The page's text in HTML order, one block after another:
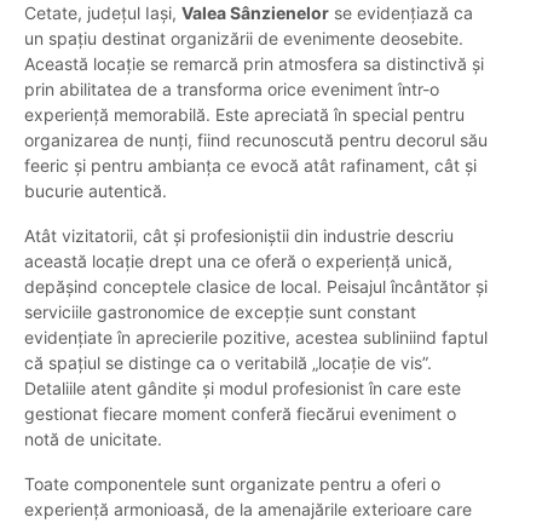
Cetate, județul Iași, Valea Sânzienelor se evidențiază ca
un spațiu destinat organizării de evenimente deosebite.
Această locație se remarcă prin atmosfera sa distinctivă și
prin abilitatea de a transforma orice eveniment într-o
experiență memorabilă. Este apreciată în special pentru
organizarea de nunți, fiind recunoscută pentru decorul său
feeric și pentru ambianța ce evocă atât rafinament, cât și
bucurie autentică.
Atât vizitatorii, cât și profesioniștii din industrie descriu
această locație drept una ce oferă o experiență unică,
depășind conceptele clasice de local. Peisajul încântător și
serviciile gastronomice de excepție sunt constant
evidențiate în aprecierile pozitive, acestea subliniind faptul
că spațiul se distinge ca o veritabilă „locație de vis”.
Detaliile atent gândite și modul profesionist în care este
gestionat fiecare moment conferă fiecărui eveniment o
notă de unicitate.
Toate componentele sunt organizate pentru a oferi o
experiență armonioasă, de la amenajările exterioare care